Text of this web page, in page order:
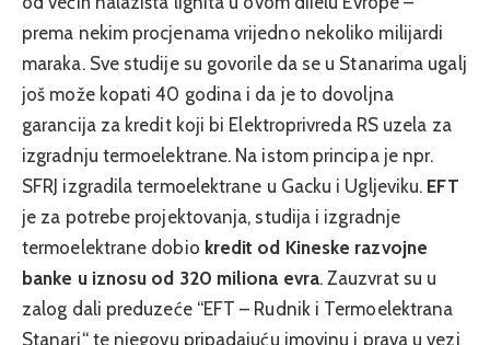
prema nekim procjenama vrijedno nekoliko milijardi
maraka. Sve studije su govorile da se u Stanarima ugalj
još može kopati 40 godina i da je to dovoljna
garancija za kredit koji bi Elektroprivreda RS uzela za
izgradnju termoelektrane. Na istom principa je npr.
SFRJ izgradila termoelektrane u Gacku i Ugljeviku. EFT
je za potrebe projektovanja, studija i izgradnje
termoelektrane dobio kredit od Kineske razvojne
banke u iznosu od 320 miliona evra. Zauzvrat su u
zalog dali preduzeće “EFT – Rudnik i Termoelektrana
Stanari“ te njegovu pripadajuću imovinu i prava u vezi